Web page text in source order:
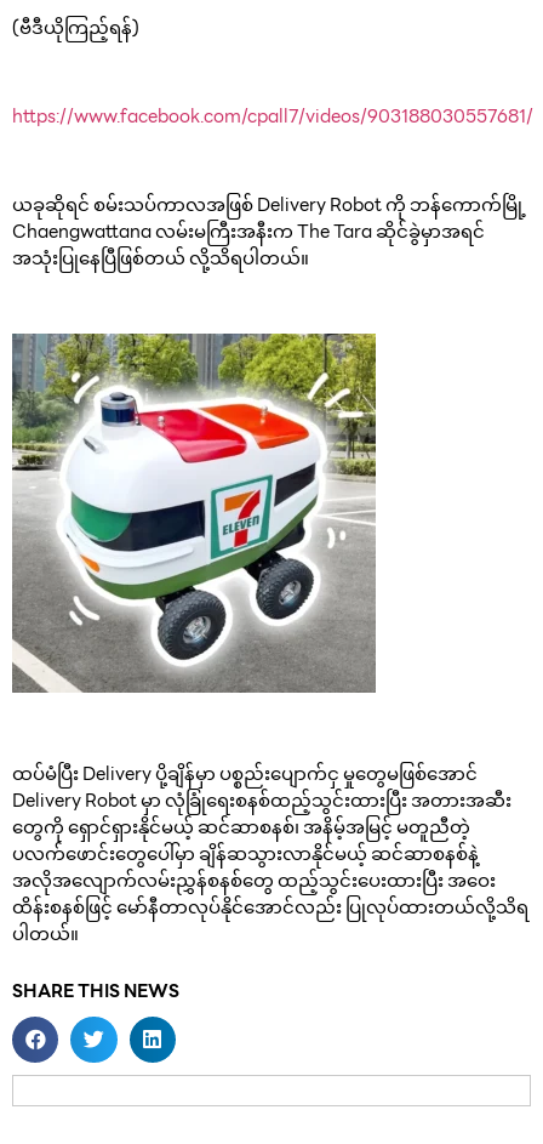
(ဗီဒီယိုကြည့်ရန်)
https://www.facebook.com/cpall7/videos/903188030557681/
ယခုဆိုရင် စမ်းသပ်ကာလအဖြစ် Delivery Robot ကို ဘန်ကောက်မြို့
Chaengwattana လမ်းမကြီးအနီးက The Tara ဆိုင်ခွဲမှာအရင်
အသုံးပြုနေပြီဖြစ်တယ် လို့သိရပါတယ်။
ထပ်မံပြီး Delivery ပို့ချိန်မှာ ပစ္စည်းပျောက်ငှ မှုတွေမဖြစ်အောင်
Delivery Robot မှာ လုံခြုံရေးစနစ်ထည့်သွင်းထားပြီး အတားအဆီး
တွေကို ရှောင်ရှားနိုင်မယ့် ဆင်ဆာစနစ်၊ အနိမ့်အမြင့် မတူညီတဲ့
ပလက်ဖောင်းတွေပေါ်မှာ ချိန်ဆသွားလာနိုင်မယ့် ဆင်ဆာစနစ်နဲ့
အလိုအလျောက်လမ်းညွှန်စနစ်တွေ ထည့်သွင်းပေးထားပြီး အဝေး
ထိန်းစနစ်ဖြင့် မော်နီတာလုပ်နိုင်အောင်လည်း ပြုလုပ်ထားတယ်လို့သိရ
ပါတယ်။
SHARE THIS NEWS